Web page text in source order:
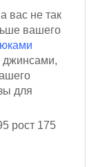
вас не так
вашего
джинсами,
для
рост 175